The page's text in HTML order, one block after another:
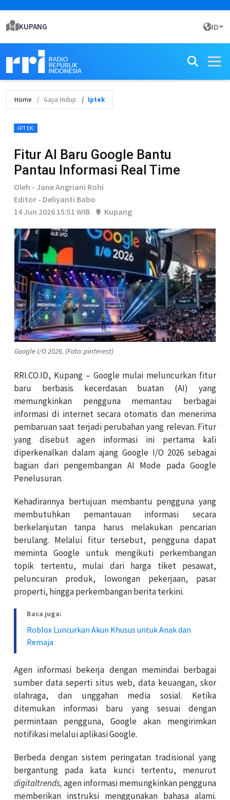
KUPANG ID
Home Gaya Hidup Iptek
IPTEK
Fitur AI Baru Google Bantu
Pantau Informasi Real Time
Oleh - Jane Angriani Rohi
Editor - Deliyanti Babo
14 Jun 2026 15:51 WIB
Kupang
Google I/O 2026. (Foto: pinterest)
RRI.CO.ID, Kupang – Google mulai meluncurkan fitur
baru berbasis kecerdasan buatan (AI) yang
memungkinkan pengguna memantau berbagai
informasi di internet secara otomatis dan menerima
pembaruan saat terjadi perubahan yang relevan. Fitur
yang disebut agen informasi ini pertama kali
diperkenalkan dalam ajang Google I/O 2026 sebagai
bagian dari pengembangan AI Mode pada Google
Penelusuran.
Kehadirannya bertujuan membantu pengguna yang
membutuhkan pemantauan informasi secara
berkelanjutan tanpa harus melakukan pencarian
berulang. Melalui fitur tersebut, pengguna dapat
meminta Google untuk mengikuti perkembangan
topik tertentu, mulai dari harga tiket pesawat,
peluncuran produk, lowongan pekerjaan, pasar
properti, hingga perkembangan berita terkini.
Baca juga:
Roblox Luncurkan Akun Khusus untuk Anak dan
Remaja
Agen informasi bekerja dengan memindai berbagai
sumber data seperti situs web, data keuangan, skor
olahraga, dan unggahan media sosial. Ketika
ditemukan informasi baru yang sesuai dengan
permintaan pengguna, Google akan mengirimkan
notifikasi melalui aplikasi Google.
Berbeda dengan sistem peringatan tradisional yang
bergantung pada kata kunci tertentu, menurut
digitaltrends,agen informasi memungkinkan pengguna
memberikan instruksi menggunakan bahasa alami.